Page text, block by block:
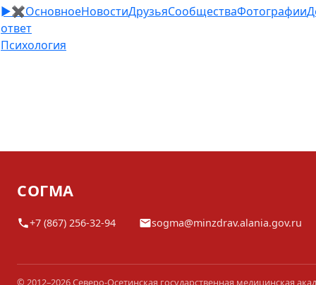
►✖ОсновноеНовостиДрузьяСообществаФотографии
ответ
Психология
СОГМА
+7 (867) 256-32-94 sogma@minzdrav.alania.gov.ru
© 2012–2026 Северо-Осетинская государственная медицинская